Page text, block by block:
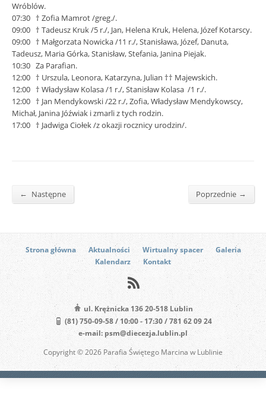
Wróblów.
07:30 † Zofia Mamrot /greg./.
09:00 † Tadeusz Kruk /5 r./, Jan, Helena Kruk, Helena, Józef Kotarscy.
09:00 † Małgorzata Nowicka /11 r./, Stanisława, Józef, Danuta,
Tadeusz, Maria Górka, Stanisław, Stefania, Janina Piejak.
10:30 Za Parafian.
12:00 † Urszula, Leonora, Katarzyna, Julian †† Majewskich.
12:00 † Władysław Kolasa /1 r./, Stanisław Kolasa /1 r./.
12:00 † Jan Mendykowski /22 r./, Zofia, Władysław Mendykowscy,
Michał, Janina Jóźwiak i zmarli z tych rodzin.
17:00 † Jadwiga Ciołek /z okazji rocznicy urodzin/.
← Następne Poprzednie →
Strona główna Aktualności Wirtualny spacer
Galeria
Kalendarz
Kontakt
ul. Krężnicka 136 20-518 Lublin
(81) 750-09-58 / 10:00 - 17:30 / 781 62 09 24
e-mail: psm@diecezja.lublin.pl
Copyright © 2026 Parafia Świętego Marcina w Lublinie